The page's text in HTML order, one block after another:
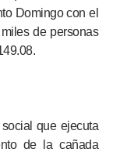
Domingo con el
de personas
que ejecuta
de la cañada